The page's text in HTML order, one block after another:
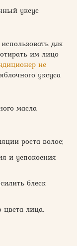
уксус
для
им лицо
не
уксуса
масла
роста волос;
и успокоения
блеск
лица.